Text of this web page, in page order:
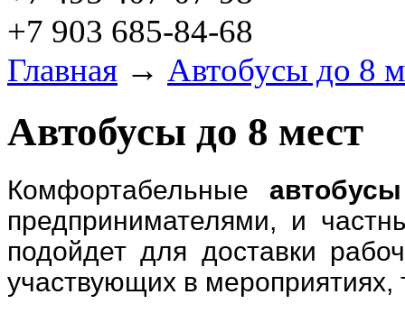
+7 903 685-84-68
Главная → Автобусы до 8
Автобусы до 8 мест
Комфортабельные автобусы
предпринимателями, и
подойдет для доставки
участвующих в мероприятиях,